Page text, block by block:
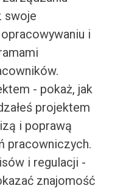
swoje
i
- pokaż, jak
projektem
i poprawą
pracowniczych.
i regulacji -
znajomość